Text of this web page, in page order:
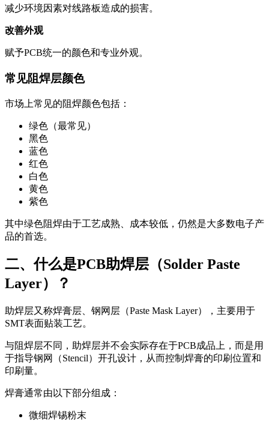
减少环境因素对线路板造成的损害。
改善外观
赋予PCB统一的颜色和专业外观。
常见阻焊层颜色
市场上常见的阻焊颜色包括：
绿色（最常见）
黑色
蓝色
红色
白色
黄色
紫色
其中绿色阻焊由于工艺成熟、成本较低，仍然是大多数电子产
品的首选。
二、什么是PCB助焊层（Solder Paste
Layer）？
助焊层又称焊膏层、钢网层（Paste Mask Layer），主要用于
SMT表面贴装工艺。
与阻焊层不同，助焊层并不会实际存在于PCB成品上，而是用
于指导钢网（Stencil）开孔设计，从而控制焊膏的印刷位置和
印刷量。
焊膏通常由以下部分组成：
微细焊锡粉末